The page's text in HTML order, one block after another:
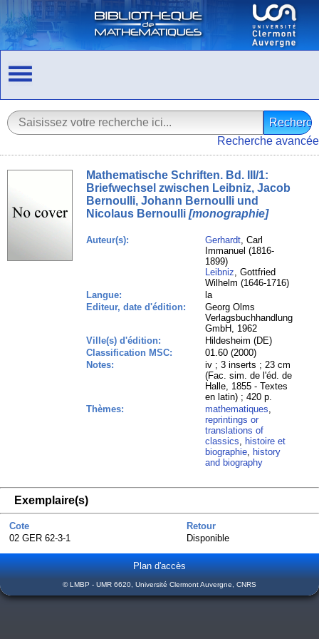
Recherche avancée
Mathematische Schriften. Bd. III/1:
Briefwechsel zwischen Leibniz, Jacob
Bernoulli, Johann Bernoulli und
Nicolaus Bernoulli [monographie]
Auteur(s): Gerhardt, Carl
Immanuel (1816-
1899)
Leibniz, Gottfried
Wilhelm (1646-1716)
Langue:
la
Editeur, date d'édition:
Georg Olms
Verlagsbuchhandlung
GmbH, 1962
Ville(s) d'édition:
Hildesheim (DE)
Classification MSC:
01.60 (2000)
Notes:
iv ; 3 inserts ; 23 cm
(Fac. sim. de l'éd. de
Halle, 1855 - Textes
en latin) ; 420 p.
Thèmes:
mathematiques,
reprintings or
translations of
classics, histoire et
biographie, history
and biography
Exemplaire(s)
Cote
Retour
02 GER 62-3-1
Disponible
Plan d'accès
© LMBP - UMR 6620, Université Clermont Auvergne, CNRS